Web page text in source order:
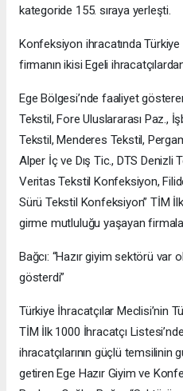
kategoride 155. sıraya yerleşti.
Konfeksiyon ihracatında
firmanın ikisi Egeli
Ege Bölgesi’nde faaliyet
Tekstil, Fore Uluslararası Paz.,
Tekstil, Menderes Tekstil,
Alper İç ve Dış Tic., DTS Denizli
Veritas Tekstil Konfeksiyon,
Sürü Tekstil Konfeksiyon” TİM
girme mutluluğu yaşayan
Bağcı: “Hazır giyim sektörü var
gösterdi”
Türkiye İhracatçılar Meclisi’nin
TİM İlk 1000 İhracatçı
ihracatçılarının güçlü temsilinin
getiren Ege Hazır Giyim ve